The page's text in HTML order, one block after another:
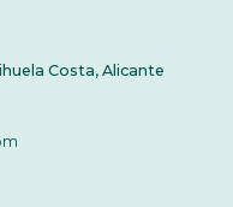
Costa, Alicante